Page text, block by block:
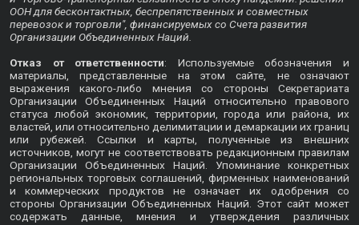
ООН для бесконтактных, беспрепятственных и совместных
перевозок и торговли", финансируемых со Счета развития
Организации Объединенных Наций.
Отказ от ответственности: Используемые обозначения и
материалы, представленные на этом сайте, не означают
выражения какого-либо мнения со стороны Секретариата
Организации Объединенных Наций относительно правового
статуса любой экономик, территории, города или района, их
властей, или относительно делимитации и демаркации их границ
или рубежей. Ссылки и карты, полученные из внешних
источников, могут не соответствовать редакционным правилам
Организации Объединенных Наций. Упоминание конкретных
региональных торговых соглашений, фирменных наименований
и коммерческих продуктов не означает их одобрения со
стороны Организации Объединенных Наций. Этот сайт может
содержать данные, мнения и утверждения различных